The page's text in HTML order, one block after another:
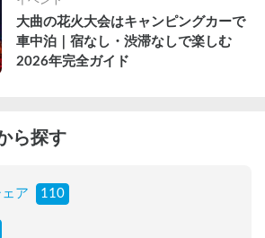
大曲の花火大会はキャンピングカーで
車中泊｜宿なし・渋滞なしで楽しむ
2026年完全ガイド
ら探す
ア 110